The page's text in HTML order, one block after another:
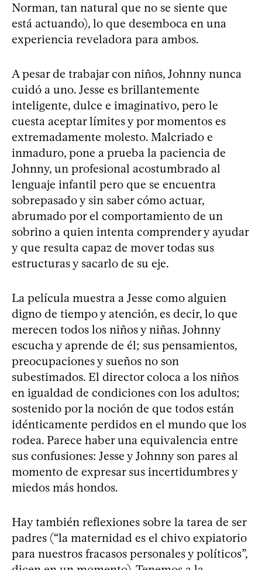
Norman, tan natural que no se siente que
está actuando), lo que desemboca en una
experiencia reveladora para ambos.
A pesar de trabajar con niños, Johnny nunca
cuidó a uno. Jesse es brillantemente
inteligente, dulce e imaginativo, pero le
cuesta aceptar límites y por momentos es
extremadamente molesto. Malcriado e
inmaduro, pone a prueba la paciencia de
Johnny, un profesional acostumbrado al
lenguaje infantil pero que se encuentra
sobrepasado y sin saber cómo actuar,
abrumado por el comportamiento de un
sobrino a quien intenta comprender y ayudar
y que resulta capaz de mover todas sus
estructuras y sacarlo de su eje.
La película muestra a Jesse como alguien
digno de tiempo y atención, es decir, lo que
merecen todos los niños y niñas. Johnny
escucha y aprende de él; sus pensamientos,
preocupaciones y sueños no son
subestimados. El director coloca a los niños
en igualdad de condiciones con los adultos;
sostenido por la noción de que todos están
idénticamente perdidos en el mundo que los
rodea. Parece haber una equivalencia entre
sus confusiones: Jesse y Johnny son pares al
momento de expresar sus incertidumbres y
miedos más hondos.
Hay también reflexiones sobre la tarea de ser
padres (“la maternidad es el chivo expiatorio
para nuestros fracasos personales y políticos”,